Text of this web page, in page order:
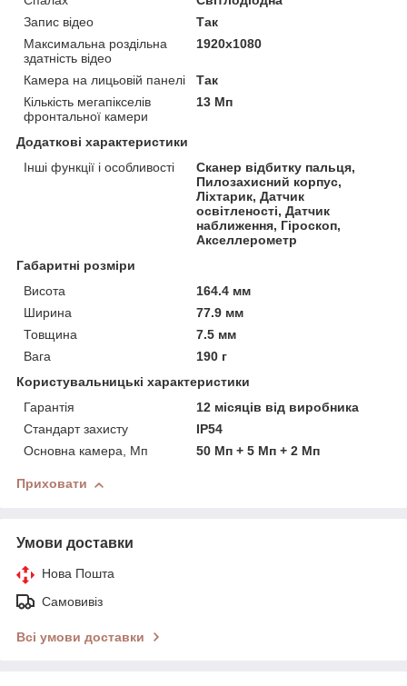
Запис відео
Так
Максимальна роздільна
здатність відео
1920x1080
Камера на лицьовій панелі
Так
Кількість мегапікселів
фронтальної камери
13 Мп
Додаткові характеристики
Інші функції і особливості
Сканер відбитку пальця,
Пилозахисний корпус,
Ліхтарик, Датчик
освітленості, Датчик
наближення, Гіроскоп,
Акселлерометр
Габаритні розміри
Висота
164.4 мм
Ширина
77.9 мм
Товщина
7.5 мм
Вага
190 г
Користувальницькі характеристики
Гарантія
12 місяців від виробника
Стандарт захисту
IP54
Основна камера, Мп
50 Мп + 5 Мп + 2 Мп
Приховати
Умови доставки
Нова Пошта
Самовивіз
Всі умови доставки